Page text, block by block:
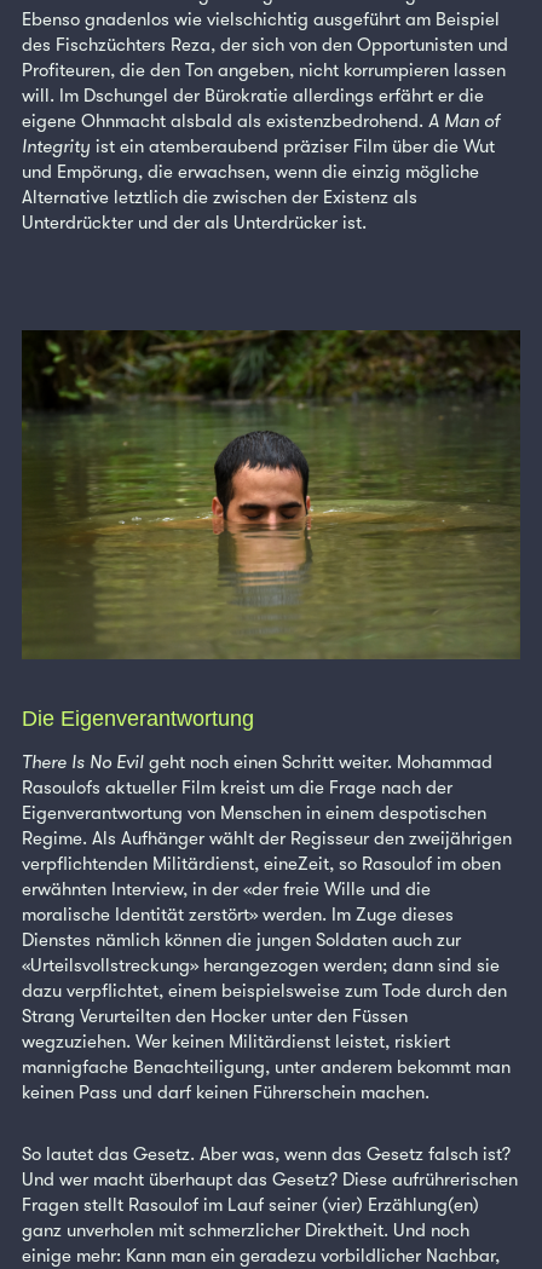
Ebenso gnadenlos wie vielschichtig ausgeführt am Beispiel
des Fischzüchters Reza, der sich von den Opportunisten und
Profiteuren, die den Ton angeben, nicht korrumpieren lassen
will. Im Dschungel der Bürokratie allerdings erfährt er die
eigene Ohnmacht alsbald als existenzbedrohend. A Man of
Integrity ist ein atemberaubend präziser Film über die Wut
und Empörung, die erwachsen, wenn die einzig mögliche
Alternative letztlich die zwischen der Existenz als
Unterdrückter und der als Unterdrücker ist.
Die Eigenverantwortung
There Is No Evil geht noch einen Schritt weiter. Mohammad
Rasoulofs aktueller Film kreist um die Frage nach der
Eigenverantwortung von Menschen in einem despotischen
Regime. Als Aufhänger wählt der Regisseur den zweijährigen
verpflichtenden Militärdienst, eineZeit, so Rasoulof im oben
erwähnten Interview, in der «der freie Wille und die
moralische Identität zerstört» werden. Im Zuge dieses
Dienstes nämlich können die jungen Soldaten auch zur
«Urteilsvollstreckung» herangezogen werden; dann sind sie
dazu verpflichtet, einem beispielsweise zum Tode durch den
Strang Verurteilten den Hocker unter den Füssen
wegzuziehen. Wer keinen Militärdienst leistet, riskiert
mannigfache Benachteiligung, unter anderem bekommt man
keinen Pass und darf keinen Führerschein machen.
So lautet das Gesetz. Aber was, wenn das Gesetz falsch ist?
Und wer macht überhaupt das Gesetz? Diese aufrührerischen
Fragen stellt Rasoulof im Lauf seiner (vier) Erzählung(en)
ganz unverholen mit schmerzlicher Direktheit. Und noch
einige mehr: Kann man ein geradezu vorbildlicher Nachbar,